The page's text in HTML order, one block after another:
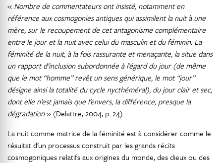
« Nombre de commentateurs ont insisté, notamment en
référence aux cosmogonies antiques qui assimilent la nuit à une
mère, sur le recoupement de cet antagonisme complémentaire
entre le jour et la nuit avec celui du masculin et du féminin. La
féminité de la nuit, à la fois rassurante et menaçante, la situe dans
un rapport d’inclusion subordonnée à l’égard du jour (de même
que le mot “homme” revêt un sens générique, le mot “jour”
désigne ainsi la totalité du cycle nycthéméral), du jour clair et sec,
dont elle n’est jamais que l’envers, la différence, presque la
dégradation» (Delattre, 2004, p. 24).
La nuit comme matrice de la féminité est à considérer comme le
résultat d’un processus construit par les grands récits
cosmogoniques relatifs aux origines du monde, des dieux ou des